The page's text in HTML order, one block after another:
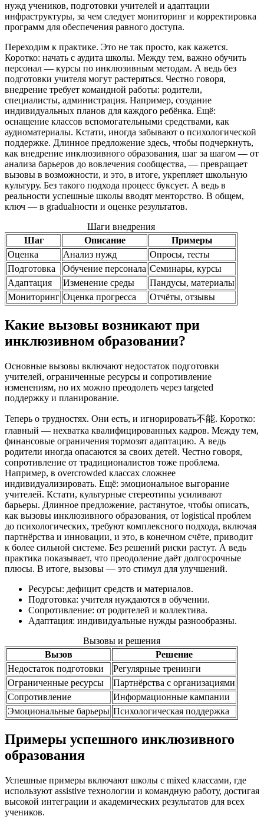
нужд учеников, подготовки учителей и адаптации
инфраструктуры, за чем следует мониторинг и корректировка
программ для обеспечения равного доступа.
Переходим к практике. Это не так просто, как кажется.
Коротко: начать с аудита школы. Между тем, важно обучить
персонал — курсы по инклюзивным методам. А ведь без
подготовки учителя могут растеряться. Честно говоря,
внедрение требует командной работы: родители,
специалисты, администрация. Например, создание
индивидуальных планов для каждого ребёнка. Ещё:
оснащение классов вспомогательными средствами, как
аудиоматериалы. Кстати, иногда забывают о психологической
поддержке. Длинное предложение здесь, чтобы подчеркнуть,
как внедрение инклюзивного образования, шаг за шагом — от
анализа барьеров до вовлечения сообщества, — превращает
вызовы в возможности, и это, в итоге, укрепляет школьную
культуру. Без такого подхода процесс буксует. А ведь в
реальности успешные школы вводят менторство. В общем,
ключ — в gradualности и оценке результатов.
Шаги внедрения
Шаг
Описание
Примеры
Оценка
Анализ нужд
Опросы, тесты
Подготовка
Обучение персонала Семинары, курсы
Адаптация
Изменение среды
Пандусы, материалы
Мониторинг Оценка прогресса Отчёты, отзывы
Какие вызовы возникают при
инклюзивном образовании?
Основные вызовы включают недостаток подготовки
учителей, ограниченные ресурсы и сопротивление
изменениям, но их можно преодолеть через targeted
поддержку и планирование.
Теперь о трудностях. Они есть, и игнорировать不能. Коротко:
главный — нехватка квалифицированных кадров. Между тем,
финансовые ограничения тормозят адаптацию. А ведь
родители иногда опасаются за своих детей. Честно говоря,
сопротивление от традиционалистов тоже проблема.
Например, в overcrowded классах сложнее
индивидуализировать. Ещё: эмоциональное выгорание
учителей. Кстати, культурные стереотипы усиливают
барьеры. Длинное предложение, растянутое, чтобы описать,
как вызовы инклюзивного образования, от logistical проблем
до психологических, требуют комплексного подхода, включая
партнёрства и инновации, и это, в конечном счёте, приводит
к более сильной системе. Без решений риски растут. А ведь
практика показывает, что преодоление даёт долгосрочные
плюсы. В итоге, вызовы — это стимул для улучшений.
Ресурсы: дефицит средств и материалов.
Подготовка: учителя нуждаются в обучении.
Сопротивление: от родителей и коллектива.
Адаптация: индивидуальные нужды разнообразны.
Вызовы и решения
Вызов
Решение
Недостаток подготовки
Регулярные тренинги
Ограниченные ресурсы
Партнёрства с организациями
Сопротивление
Информационные кампании
Эмоциональные барьеры Психологическая поддержка
Примеры успешного инклюзивного
образования
Успешные примеры включают школы с mixed классами, где
используют assistive технологии и командную работу, достигая
высокой интеграции и академических результатов для всех
учеников.